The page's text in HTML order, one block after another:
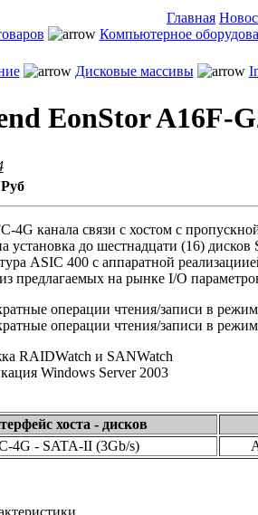
Главная
Компьютерное
Дисковые массивы
EonStor A16F-
4G канала связи с хостом с
установка до шестнадцати (16)
ASIC 400 с аппаратной
предлагаемых на рынке I/O
операции чтения/записи в
операции чтения/записи в
RAIDWatch и SANWatch
Windows Server 2003
хоста - дисков
4G - SATA-II (3Gb/s)